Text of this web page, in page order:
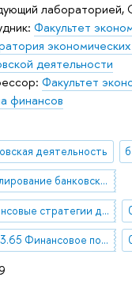
лабораторией,
Факультет
деятельности
Факультет
финансов
деятельность
регулирование банковского сектора
финансовые стратегии домохозяйств
06.73.65 Финансовое посредничество. Страхование. Сберегательное дело